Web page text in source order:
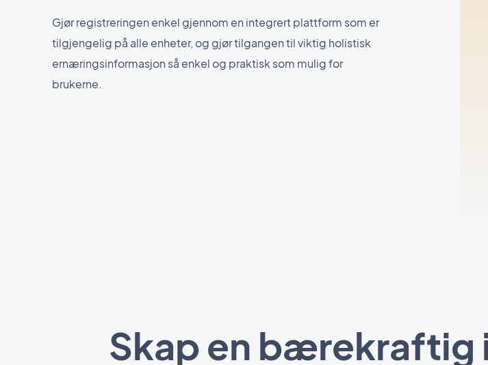
Gjør registreringen enkel gjennom en integrert plattform som er
tilgjengelig på alle enheter, og gjør tilgangen til viktig holistisk
ernæringsinformasjon så enkel og praktisk som mulig for
brukerne.
Skap en bærekraftig